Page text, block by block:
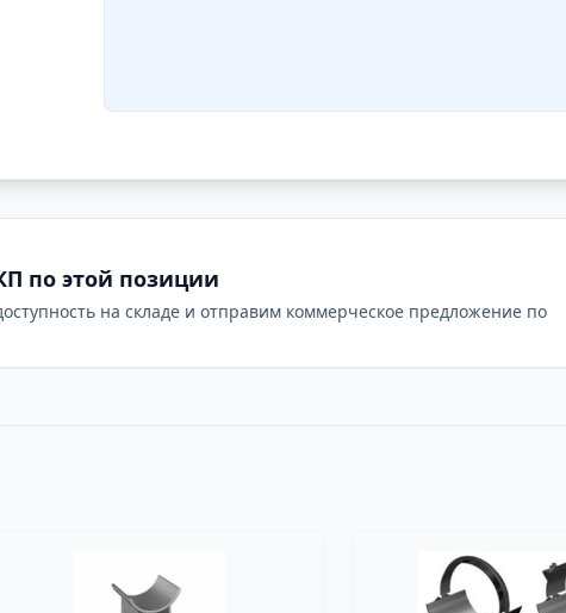
по этой позиции
на складе и отправим коммерческое предложение по